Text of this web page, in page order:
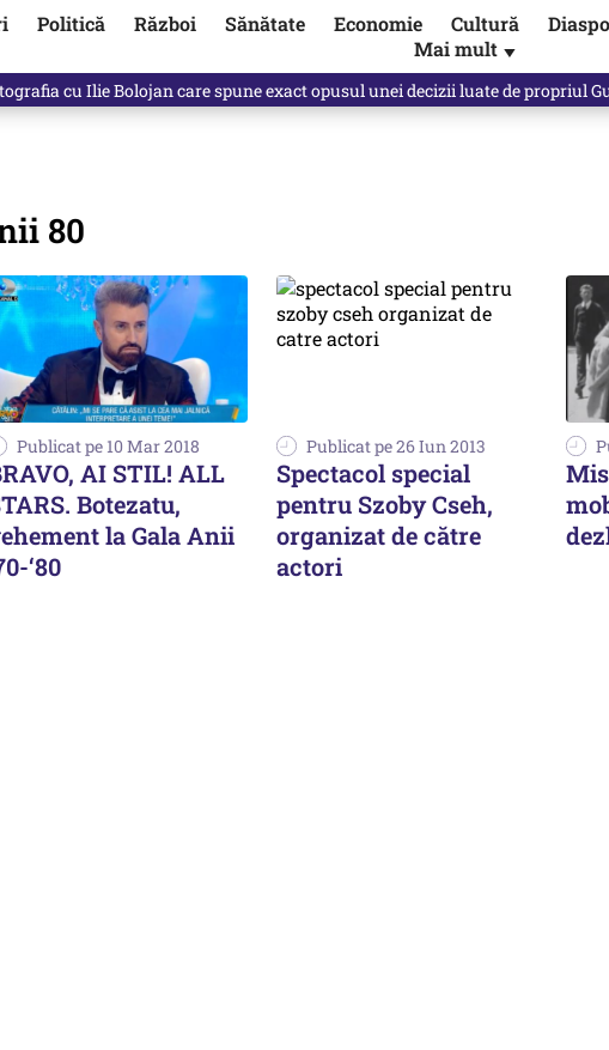
Politică Război Sănătate Economie Cultură
Mai mult ▼
neștiute despre Mihai Vîrdol, dezvăluite de o colegă. Povestea pilotului
80
Publicat pe 10 Mar 2018
AI STIL! ALL
Botezatu,
la Gala Anii
‘80
Publicat pe 26 Iun 2013
Spectacol special
pentru Szoby Cseh,
organizat de către
actori